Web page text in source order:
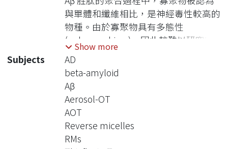
與單體和纖維相比，是神經毒性較高的
物種。由於寡聚物具有多態性
(polymorphism)，因此較難以研究寡
聚物的結構樣貌。 在本實驗中，我們
利用逆相微胞去模擬 Aβ 在擁擠的生物
系統中寡聚化的 過程。利用Aerosol-
OT (AOT, sodium bis(2-ethylexyl)
sulfosuccinate)界面活性劑來製備逆相
微胞系統，並選擇粒徑大小為33
nm(W0 為70)的逆相微胞來包覆單體，
藉由逆相微胞碰撞性質，使其水相內的
Show more
Subjects
AD
beta-amyloid
Aβ
Aerosol-OT
AOT
Reverse micelles
RMs